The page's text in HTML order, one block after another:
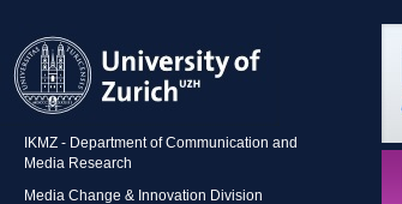
IKMZ - Department of Communication and
Media Research
Media Change & Innovation Division